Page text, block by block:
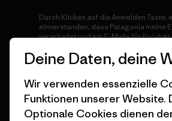
Durch Klicken auf die Anmelden Taste,
einverstanden, dass Patagonia meine
verarbeitet und mir E-Mails für
mehr gemäß der Datenschutzerklärung
Anmelden
Deine Daten, deine
Wir verwenden essenzielle
Funktionen unserer Website.
Optionale Cookies dienen